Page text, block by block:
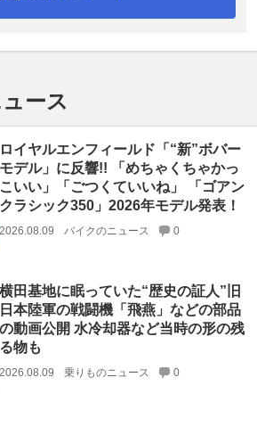
ース
ロイヤルエンフィールド「“新”ボバー
モデル」に反響!! 「めちゃくちゃかっ
こいい」「ごつくていいね」 「ゴアン
クラシック350」2026年モデル発表！
2026.08.09 バイクのニュース 0
横田基地に眠っていた“歴史の証人”旧
日本陸軍の戦闘機「飛燕」などの部品
の動画公開 水冷却器など当時の形の残
る物も
2026.08.09 乗りものニュース 0